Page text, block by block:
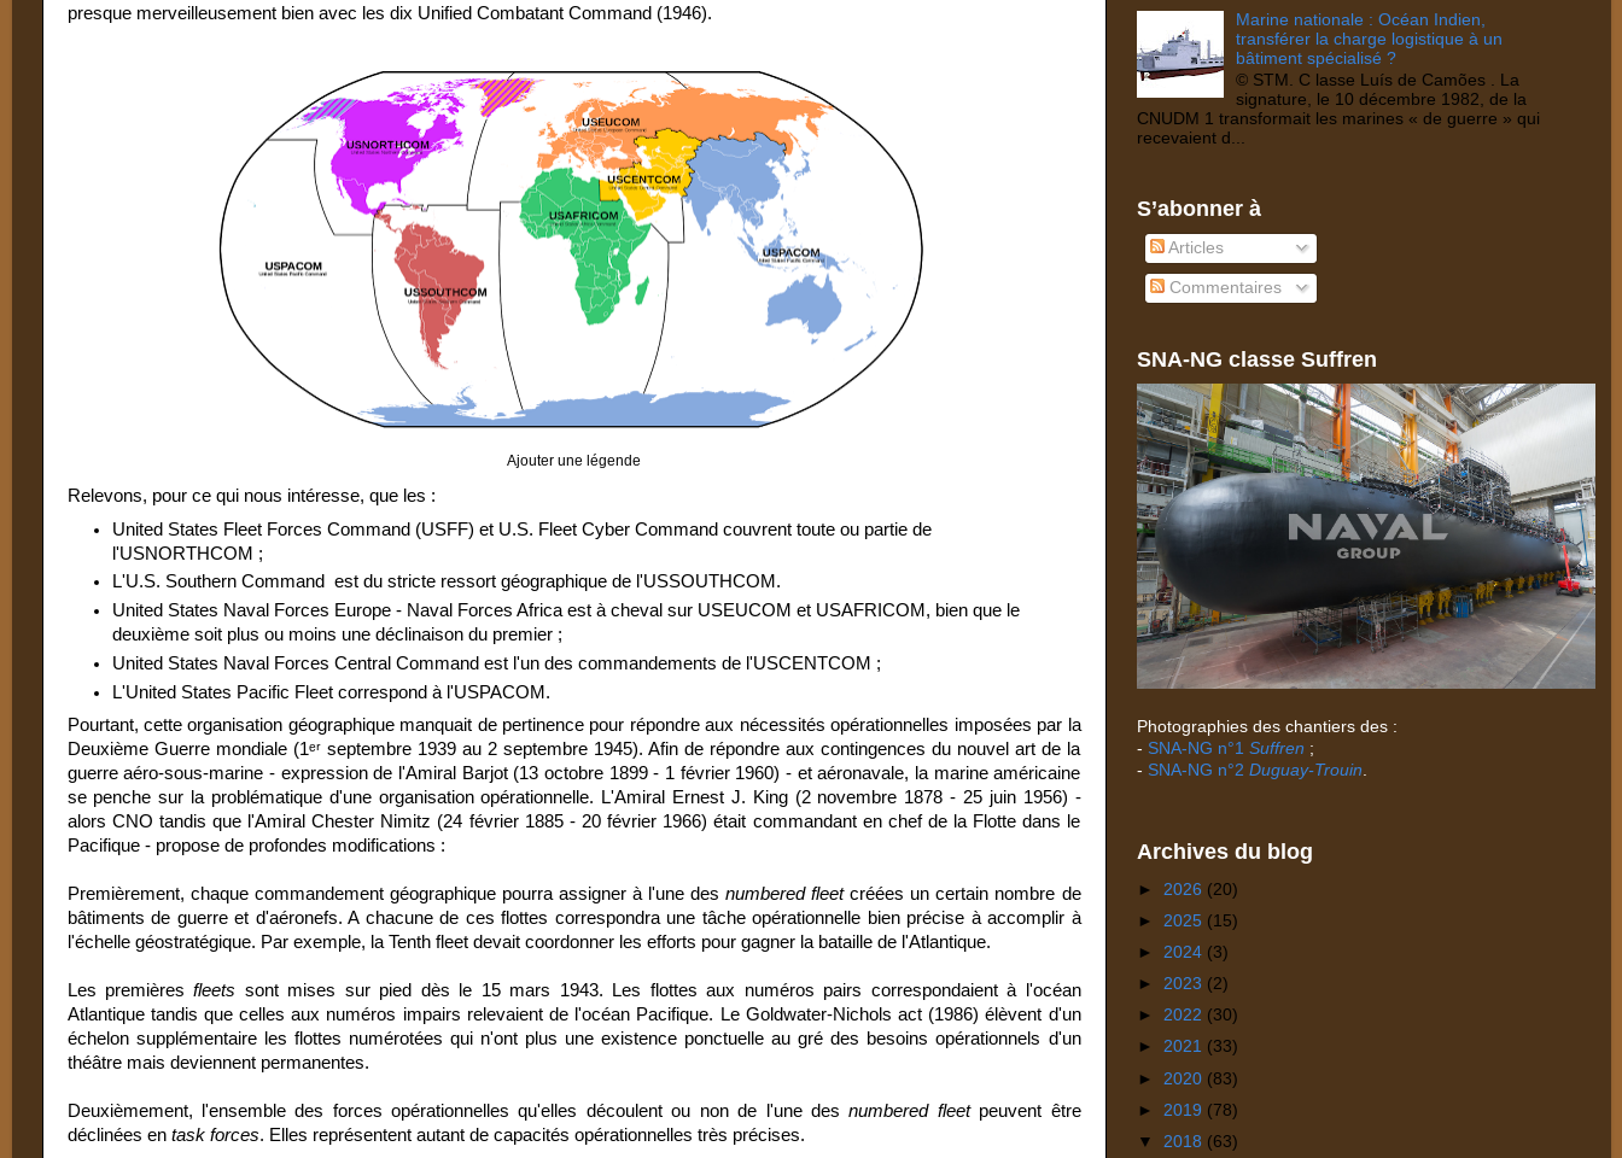
presque merveilleusement bien avec les dix Unified Combatant Command (1946).
Ajouter une légende
Relevons, pour ce qui nous intéresse, que les :
United States Fleet Forces Command (USFF) et U.S. Fleet Cyber Command couvrent toute ou partie de
l'USNORTHCOM ;
L'U.S. Southern Command est du stricte ressort géographique de l'USSOUTHCOM.
United States Naval Forces Europe - Naval Forces Africa est à cheval sur USEUCOM et USAFRICOM, bien que le
deuxième soit plus ou moins une déclinaison du premier ;
United States Naval Forces Central Command est l'un des commandements de l'USCENTCOM ;
L'United States Pacific Fleet correspond à l'USPACOM.
Pourtant, cette organisation géographique manquait de pertinence pour répondre aux nécessités opérationnelles imposées par la
Deuxième Guerre mondiale (1ᵉʳ septembre 1939 au 2 septembre 1945). Afin de répondre aux contingences du nouvel art de la
guerre aéro-sous-marine - expression de l'Amiral Barjot (13 octobre 1899 - 1 février 1960) - et aéronavale, la marine américaine
se penche sur la problématique d'une organisation opérationnelle. L'Amiral Ernest J. King (2 novembre 1878 - 25 juin 1956) -
alors CNO tandis que l'Amiral Chester Nimitz (24 février 1885 - 20 février 1966) était commandant en chef de la Flotte dans le
Pacifique - propose de profondes modifications :
Premièrement, chaque commandement géographique pourra assigner à l'une desnumbered fleetcréées un certain nombre de
bâtiments de guerre et d'aéronefs. A chacune de ces flottes correspondra une tâche opérationnelle bien précise à accomplir à
l'échelle géostratégique. Par exemple, la Tenth fleet devait coordonner les efforts pour gagner la bataille de l'Atlantique.
Les premièresfleets sont mises sur pied dès le 15 mars 1943. Les flottes aux numéros pairs correspondaient à l'océan
Atlantique tandis que celles aux numéros impairs relevaient de l'océan Pacifique.
Le Goldwater-Nichols act (1986) élèvent d'un
échelon supplémentaire les flottes numérotées qui n'ont plus une existence ponctuelle au gré des besoins opérationnels d'un
théâtre mais deviennent permanentes.
Deuxièmement, l'ensemble des forces opérationnelles qu'elles découlent ou non de l'une desnumbered fleetpeuvent être
déclinées en task forces. Elles représentent autant de capacités opérationnelles très précises.
Marine nationale : Océan Indien,
transférer la charge logistique à un
bâtiment spécialisé ?
© STM. C lasse Luís de Camões . La
signature, le 10 décembre 1982, de la
CNUDM 1 transformait les marines « de guerre » qui
recevaient d...
S’abonner à
Articles
Commentaires
SNA-NG classe Suffren
Photographies des chantiers des :
- SNA-NG n°1 Suffren ;
- SNA-NG n°2 Duguay-Trouin.
Archives du blog
► 2026 (20)
► 2025 (15)
► 2024 (3)
► 2023 (2)
► 2022 (30)
► 2021 (33)
► 2020 (83)
► 2019 (78)
▼ 2018 (63)